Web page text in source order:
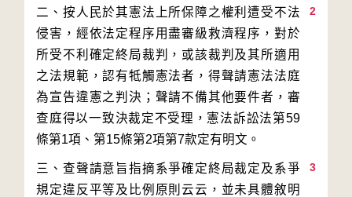
2
二、按人民於其憲法上所保障之權利遭受不法
侵害，經依法定程序用盡審級救濟程序，對於
所受不利確定終局裁判，或該裁判及其所適用
之法規範，認有牴觸憲法者，得聲請憲法法庭
為宣告違憲之判決；聲請不備其他要件者，審
查庭得以一致決裁定不受理，憲法訴訟法第59
3
三、查聲請意旨指摘系爭確定終局裁定及系爭
規定違反平等及比例原則云云，並未具體敘明